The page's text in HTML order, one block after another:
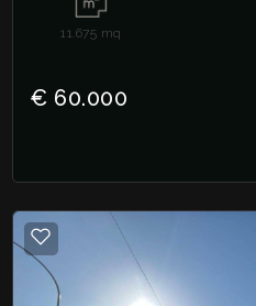
11.675 mq
€ 60.000